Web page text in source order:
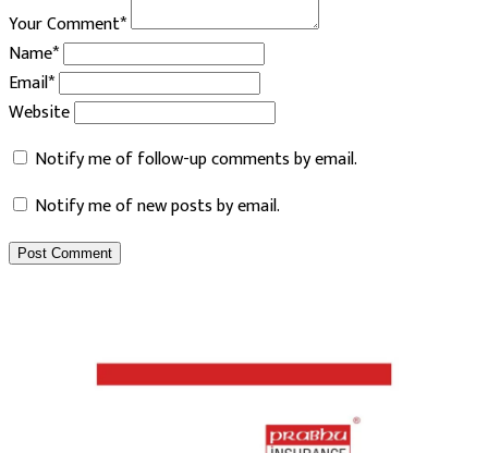
Your Comment*
Name*
Email*
Website
Notify me of follow-up comments by email.
Notify me of new posts by email.